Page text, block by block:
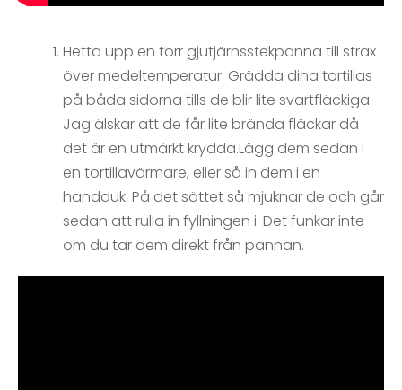
Hetta upp en torr gjutjärnsstekpanna till strax
över medeltemperatur. Grädda dina tortillas
på båda sidorna tills de blir lite svartfläckiga.
Jag älskar att de får lite brända fläckar då
det är en utmärkt krydda.Lägg dem sedan i
en tortillavärmare, eller så in dem i en
handduk. På det sättet så mjuknar de och går
sedan att rulla in fyllningen i. Det funkar inte
om du tar dem direkt från pannan.